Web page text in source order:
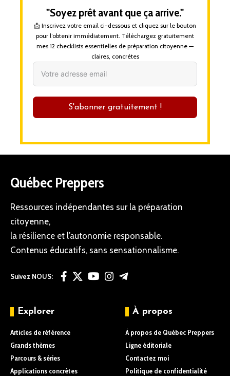
"Soyez prêt avant que ça arrive."
📩 Inscrivez votre email ci-dessous et cliquez sur le bouton
pour l’obtenir immédiatement. Téléchargez gratuitement
mes 12 checklists essentielles de préparation citoyenne —
claires, concrètes
S'abonner gratuitement !
Québec Preppers
Ressources indépendantes sur la préparation
citoyenne,
la résilience et l’autonomie responsable.
Contenus éducatifs, sans sensationnalisme.
Suivez NOUS:
Explorer
Articles de référence
Grands thèmes
Parcours & séries
Applications concrètes
À propos
À propos de Québec Preppers
Ligne éditoriale
Contactez moi
Politique de confidentialité